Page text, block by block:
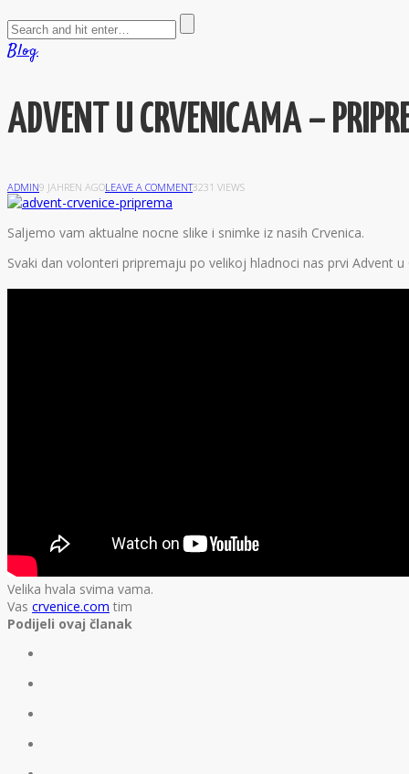
Blog
ADVENT U CRVENICAMA –
ADMIN9 JAHREN AGOLEAVE A COMMENT3231 VIEWS
Saljemo vam aktualne nocne slike i snimke iz nasih Crvenica.
Svaki dan volonteri pripremaju po velikoj hladnoci nas prvi Advent u
Velika hvala svima vama.
Vas crvenice.com tim
Podijeli ovaj članak